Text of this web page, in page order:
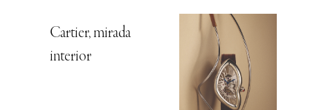
Cartier, mirada
interior